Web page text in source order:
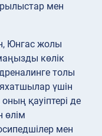
мен
Юнгас жолы
көлік
толы
үшін
қауіптері де
өлім
мен